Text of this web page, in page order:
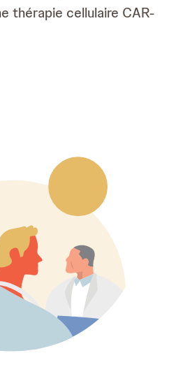
thérapie cellulaire CAR-